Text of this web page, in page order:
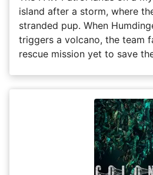
island after a storm, where
stranded pup. When
triggers a volcano, the team
rescue mission yet to save